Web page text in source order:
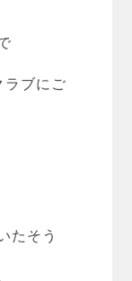
ラブにご
たそう